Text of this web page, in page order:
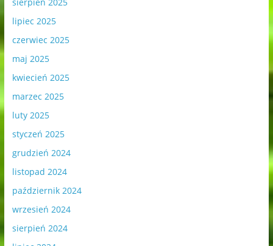
sierpień 2025
lipiec 2025
czerwiec 2025
maj 2025
kwiecień 2025
marzec 2025
luty 2025
styczeń 2025
grudzień 2024
listopad 2024
październik 2024
wrzesień 2024
sierpień 2024